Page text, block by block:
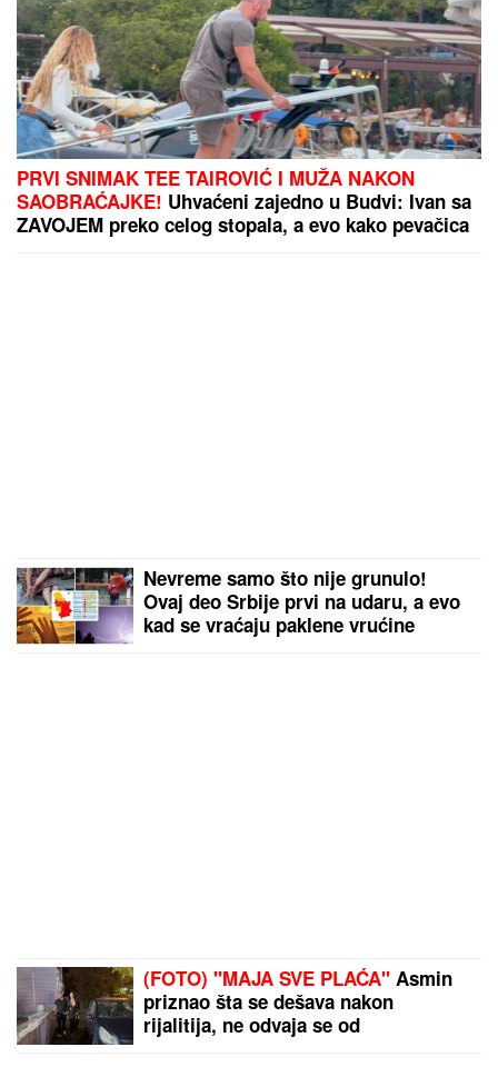
PRVI SNIMAK TEE TAIROVIĆ I MUŽA NAKON
SAOBRAĆAJKE! Uhvaćeni zajedno u Budvi: Ivan sa
ZAVOJEM preko celog stopala, a evo kako pevačica
Nevreme samo što nije grunulo!
Ovaj deo Srbije prvi na udaru, a evo
kad se vraćaju paklene vrućine
(FOTO) "MAJA SVE PLAĆA" Asmin
priznao šta se dešava nakon
rijalitija, ne odvaja se od